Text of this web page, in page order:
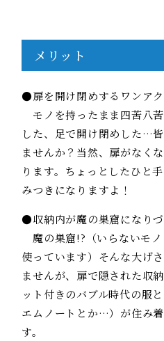
メリット
●扉を開け閉めするワンア
モノを持ったまま四苦八
した、足で開け閉めした…
ませんか？当然、扉がなく
ります。ちょっとしたひと
みつきになりますよ！
●収納内が魔の巣窟になり
魔の巣窟!?（いらないモ
使っています）そんな大げ
ませんが、扉で隠された収
ット付きのバブル時代の服
エムノートとか…）が住み
す。